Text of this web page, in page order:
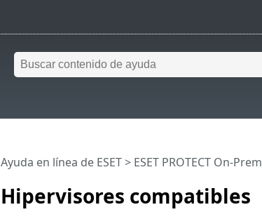
Hipervisores compatibles
Ayuda en línea de ESET> ESET PROTECT On-Prem